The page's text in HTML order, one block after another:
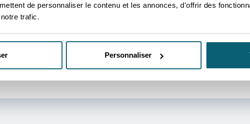
de personnaliser le contenu et les annonces, d'offrir des
trafic.
Personnaliser
à connaitre avant de démarrer